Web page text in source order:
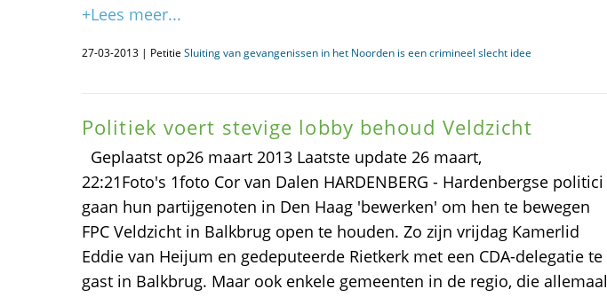
+Lees meer...
27-03-2013 | Petitie Sluiting van gevangenissen in het Noorden is een crimineel slecht idee
Politiek voert stevige lobby behoud Veldzicht
Geplaatst op26 maart 2013 Laatste update 26 maart,
22:21Foto's 1foto Cor van Dalen HARDENBERG - Hardenbergse politici
gaan hun partijgenoten in Den Haag 'bewerken' om hen te bewegen
FPC Veldzicht in Balkbrug open te houden. Zo zijn vrijdag Kamerlid
Eddie van Heijum en gedeputeerde Rietkerk met een CDA-delegatie te
gast in Balkbrug. Maar ook enkele gemeenten in de regio, die allemaal